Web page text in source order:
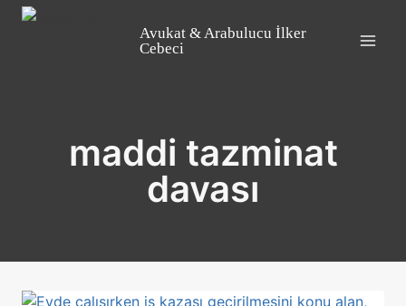
Skip
Avukat & Arabulucu İlker
Cebeci
maddi tazminat
davası